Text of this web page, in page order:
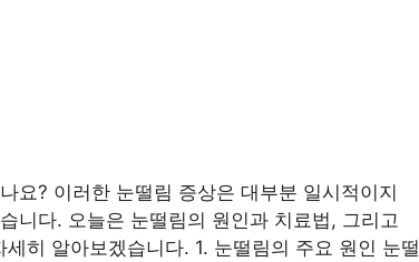
요? 이러한 눈떨림 증상은 대부분 일시적이지
니다. 오늘은 눈떨림의 원인과 치료법, 그리고
히 알아보겠습니다. 1. 눈떨림의 주요 원인 눈떨